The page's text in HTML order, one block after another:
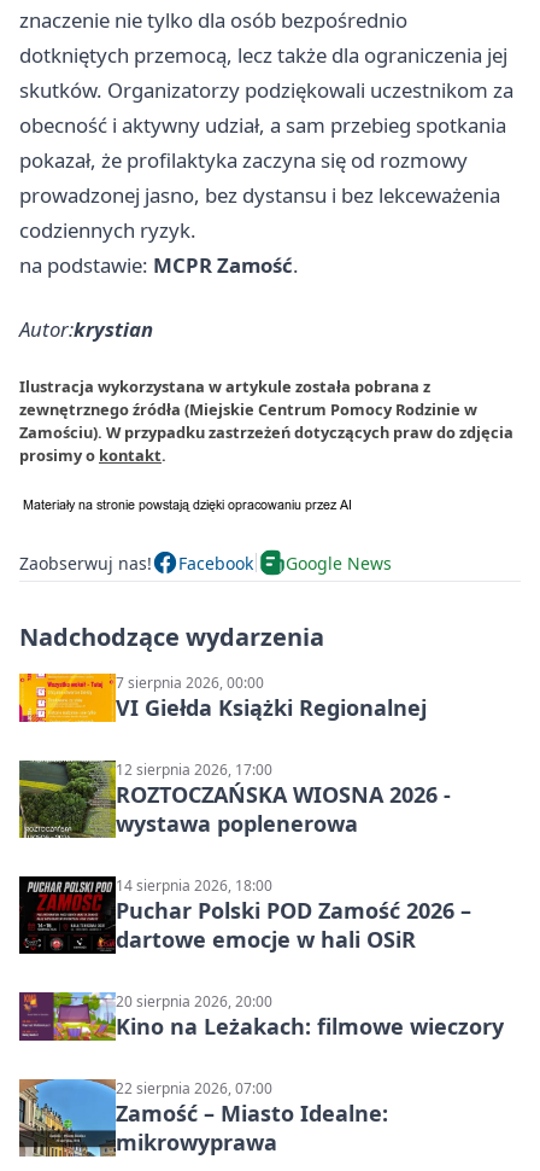
znaczenie nie tylko dla osób bezpośrednio
dotkniętych przemocą, lecz także dla ograniczenia jej
skutków. Organizatorzy podziękowali uczestnikom za
obecność i aktywny udział, a sam przebieg spotkania
pokazał, że profilaktyka zaczyna się od rozmowy
prowadzonej jasno, bez dystansu i bez lekceważenia
codziennych ryzyk.
na podstawie: MCPR Zamość.
Autor:krystian
Ilustracja wykorzystana w artykule została pobrana z
zewnętrznego źródła (Miejskie Centrum Pomocy Rodzinie w
Zamościu). W przypadku zastrzeżeń dotyczących praw do zdjęcia
prosimy o kontakt.
Zaobserwuj nas! Facebook Google News
Nadchodzące wydarzenia
7 sierpnia 2026, 00:00
VI Giełda Książki Regionalnej
12 sierpnia 2026, 17:00
ROZTOCZAŃSKA WIOSNA 2026 -
wystawa poplenerowa
14 sierpnia 2026, 18:00
Puchar Polski POD Zamość 2026 –
dartowe emocje w hali OSiR
20 sierpnia 2026, 20:00
Kino na Leżakach: filmowe wieczory
22 sierpnia 2026, 07:00
Zamość – Miasto Idealne:
mikrowyprawa